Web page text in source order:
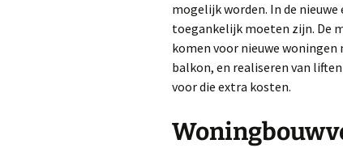
mogelijk worden. In de
toegankelijk moeten zijn. De
komen voor nieuwe woningen
balkon, en realiseren van
voor die extra kosten.